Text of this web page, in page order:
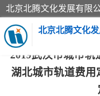
北京北腾文化
当前位置：首页>产品知识>
额_湖北城市轨道费用定额基价
2019武汉市城市轨
湖北城市轨道费用